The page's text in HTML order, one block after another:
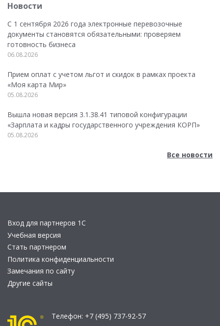
Новости
С 1 сентября 2026 года электронные перевозочные
документы становятся обязательными: проверяем
готовность бизнеса
06.08.2026
Прием оплат с учетом льгот и скидок в рамках проекта
«Моя карта Мир»
05.08.2026
Вышла новая версия 3.1.38.41 типовой конфигурации
«Зарплата и кадры государственного учреждения КОРП»
05.08.2026
Все новости
Вход для партнеров 1С
Учебная версия
Стать партнером
Политика конфиденциальности
Замечания по сайту
Другие сайты
Телефон: +7 (495) 737-92-57